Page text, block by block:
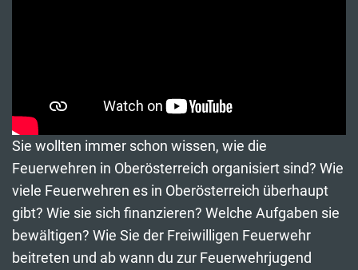
Sie wollten immer schon wissen, wie die
Feuerwehren in Oberösterreich organisiert sind? Wie
viele Feuerwehren es in Oberösterreich überhaupt
gibt? Wie sie sich finanzieren? Welche Aufgaben sie
bewältigen? Wie Sie der Freiwilligen Feuerwehr
beitreten und ab wann du zur Feuerwehrjugend